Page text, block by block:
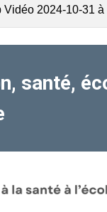
2024-10-31 à
santé,